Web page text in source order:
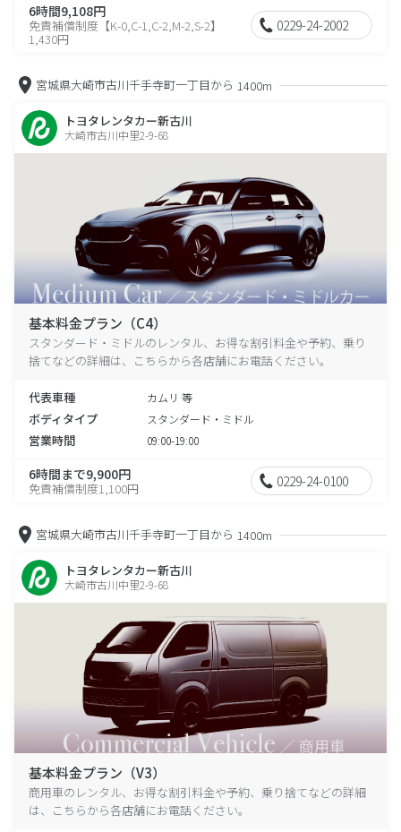
6時間9,108円
免責補償制度【K-0,C-1,C-2,M-2,S-2】
1,430円
0229-24-2002
宮城県大崎市古川千手寺町一丁目から 1400m
トヨタレンタカー新古川
大崎市古川中里2-9-68
基本料金プラン（C4）
スタンダード・ミドルのレンタル、お得な割引料金や予約、乗り
捨てなどの詳細は、こちらから各店舗にお電話ください。
代表車種 カムリ 等
ボディタイプ スタンダード・ミドル
営業時間 09:00-19:00
6時間まで9,900円
免責補償制度1,100円 0229-24-0100
宮城県大崎市古川千手寺町一丁目から 1400m
トヨタレンタカー新古川
大崎市古川中里2-9-68
基本料金プラン（V3）
商用車のレンタル、お得な割引料金や予約、乗り捨てなどの詳細
は、こちらから各店舗にお電話ください。